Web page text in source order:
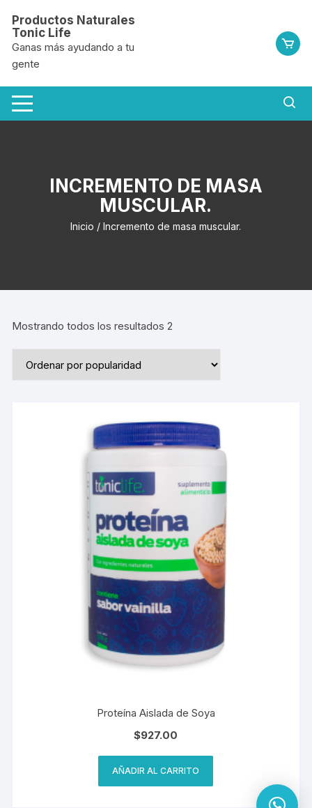
contenido
Productos Naturales
Tonic Life
Ganas más ayudando a tu
gente
INCREMENTO DE MASA
MUSCULAR.
Inicio / Incremento de masa muscular.
Mostrando todos los resultados 2
Proteína Aislada de Soya
$927.00
AÑADIR AL CARRITO